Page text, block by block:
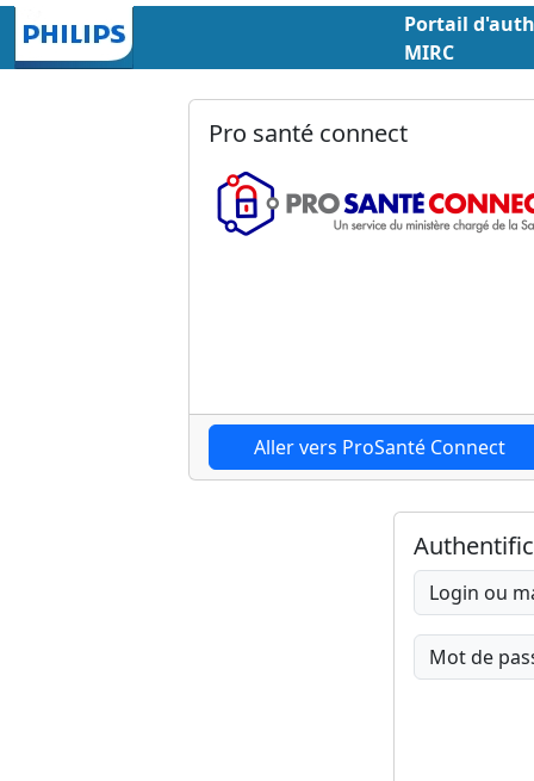
Portail
MIRC
Pro santé connect
Login ou
Mot de